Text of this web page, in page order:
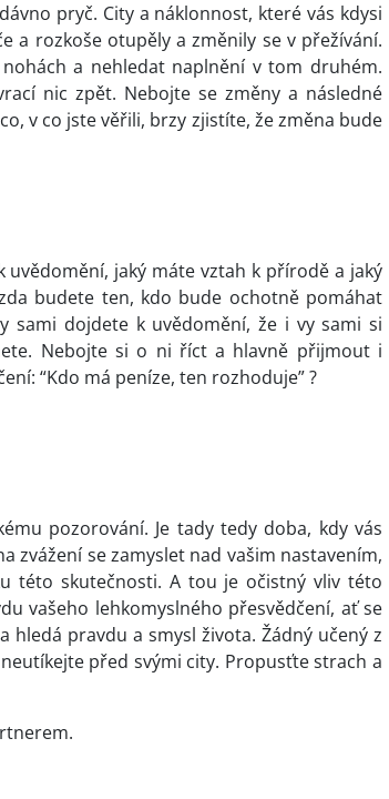
pryč. City a náklonnost, které vás kdysi
a rozkoše otupěly a změnily se v přežívání.
a nehledat naplnění v tom druhém.
nic zpět. Nebojte se změny a následné
v co jste věřili, brzy zjistíte, že změna bude
jaký máte vztah k přírodě a jaký
budete ten, kdo bude ochotně pomáhat
dojdete k uvědomění, že i vy sami si
Nebojte si o ni říct a hlavně přijmout i
“Kdo má peníze, ten rozhoduje” ?
pozorování. Je tady tedy doba, kdy vás
zvážení se zamyslet nad vašim nastavením,
této skutečnosti. A tou je očistný vliv této
vašeho lehkomyslného přesvědčení, ať se
pravdu a smysl života. Žádný učený z
před svými city. Propusťte strach a